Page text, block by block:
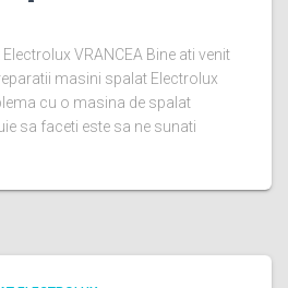
VRANCEA Bine ati venit
masini spalat Electrolux
cu o masina de spalat
sa faceti este sa ne sunati